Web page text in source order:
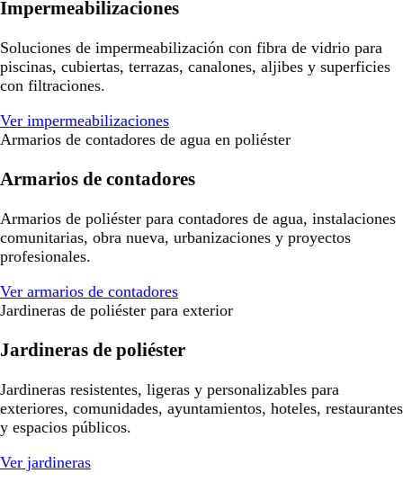
Impermeabilizaciones
Soluciones de impermeabilización con fibra de vidrio para
piscinas, cubiertas, terrazas, canalones, aljibes y superficies
con filtraciones.
Ver impermeabilizaciones
Armarios de contadores de agua en poliéster
Armarios de contadores
Armarios de poliéster para contadores de agua, instalaciones
comunitarias, obra nueva, urbanizaciones y proyectos
profesionales.
Ver armarios de contadores
Jardineras de poliéster para exterior
Jardineras de poliéster
Jardineras resistentes, ligeras y personalizables para
exteriores, comunidades, ayuntamientos, hoteles, restaurantes
y espacios públicos.
Ver jardineras